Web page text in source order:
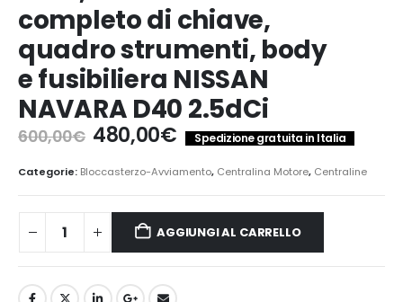
completo di chiave,
quadro strumenti, body
e fusibiliera NISSAN
NAVARA D40 2.5dCi
600,00€ Il
prezzo
originale
era:
600,00€.
480,00€Il
prezzo
attuale
è:
480,00€.
Spedizione gratuita in Italia
Categorie: Bloccasterzo-Avviamento, Centralina Motore, Centraline
AGGIUNGI AL CARRELLO